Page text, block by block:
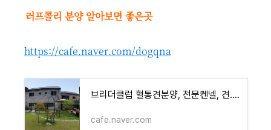
러프콜리 분양 알아보면 좋은곳
https://cafe.naver.com/dogqna
브리더클럽 혈통견분양, 전문켄넬, 견... : 네이버 카페
cafe.naver.com